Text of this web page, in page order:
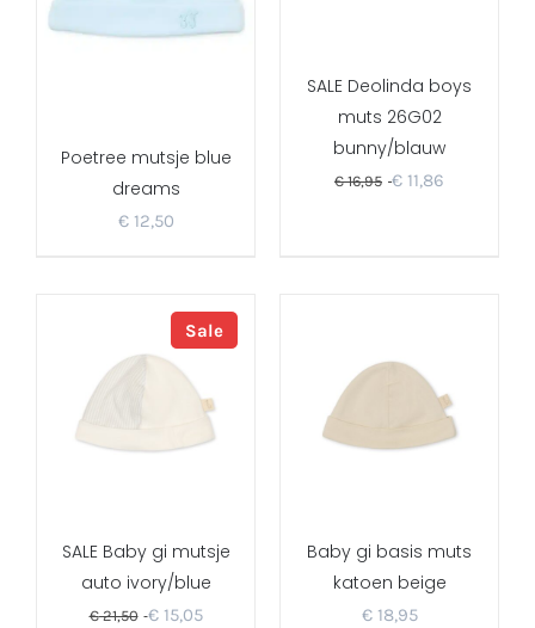
Poetree mutsje blue
dreams
€12,50
SALE Deolinda boys
muts 26G02
bunny/blauw
€16,95 € 11,86
Sale
SALE Baby gi mutsje
auto ivory/blue
€21,50 €15,05
Baby gi basis muts
katoen beige
€18,95